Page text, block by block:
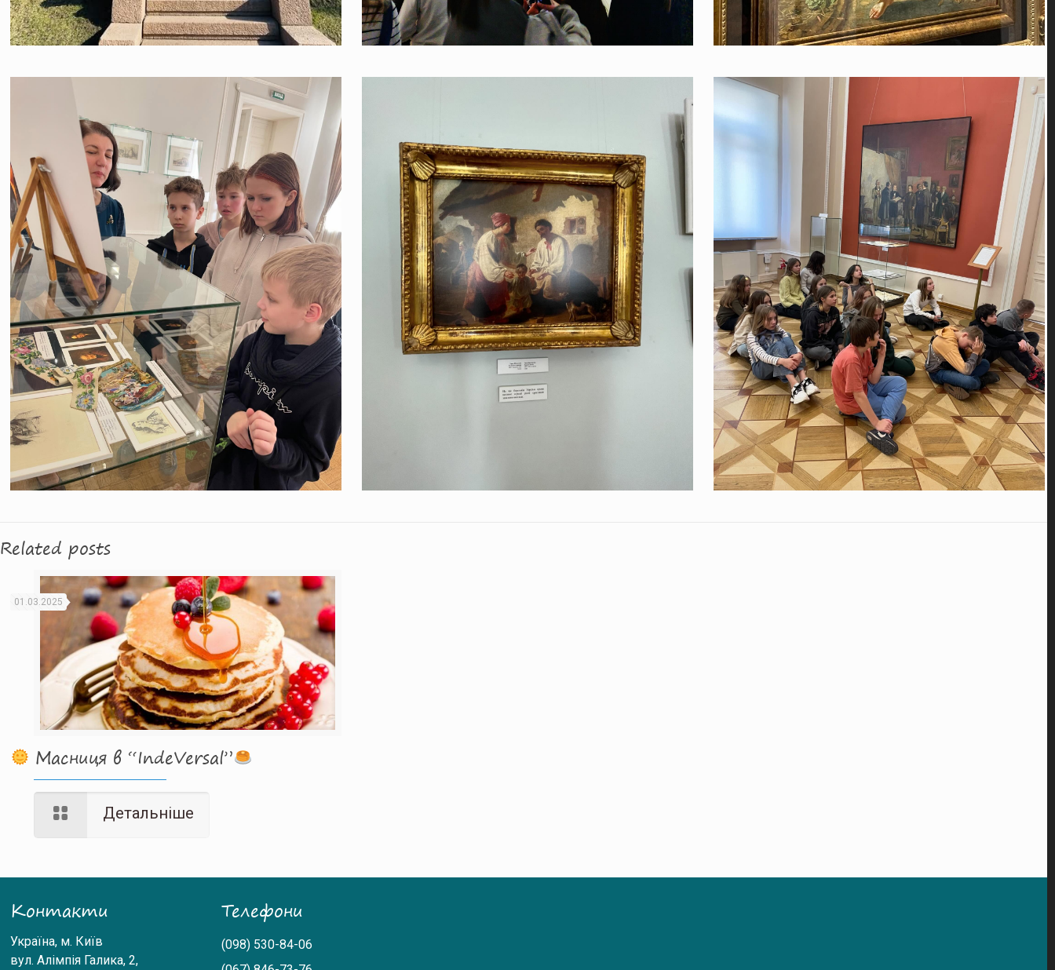
Related posts
01.03.2025
Масниця в “IndeVersal”
Детальніше
Контакти
Україна, м. Київ
вул. Алімпія Галика, 2,
Телефони
(098) 530-84-06